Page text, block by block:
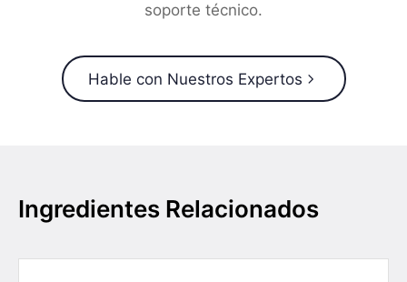
soporte técnico.
Hable con Nuestros Expertos
Ingredientes Relacionados